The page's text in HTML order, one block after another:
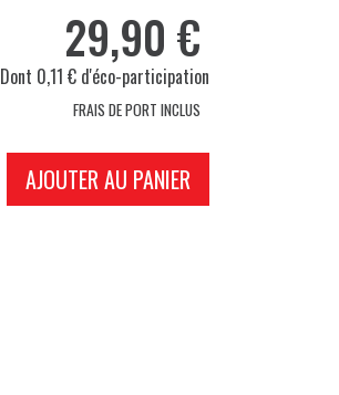
29,90 €
Dont 0,11 € d'éco-participation
FRAIS DE PORT INCLUS
AJOUTER AU PANIER